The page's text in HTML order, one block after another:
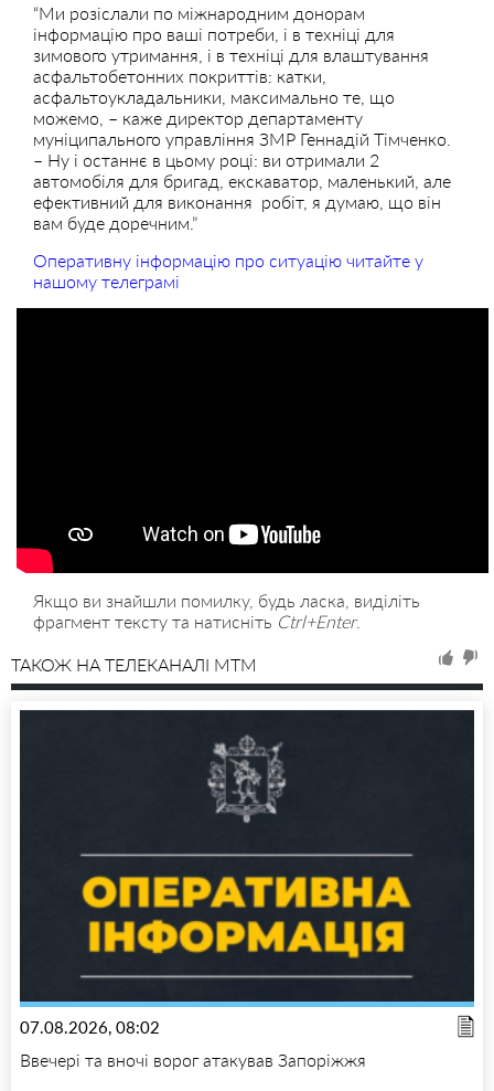
“Ми розіслали по міжнародним донорам
інформацію про ваші потреби, і в техніці для
зимового утримання, і в техніці для влаштування
асфальтобетонних покриттів: катки,
асфальтоукладальники, максимально те, що
можемо, – каже директор департаменту
муніципального управління ЗМР Геннадій Тімченко.
– Ну і останнє в цьому році: ви отримали 2
автомобіля для бригад, екскаватор, маленький, але
ефективний для виконання робіт, я думаю, що він
вам буде доречним.”
Оперативну інформацію про ситуацію читайте у
нашому телеграмі
Якщо ви знайшли помилку, будь ласка, виділіть
фрагмент тексту та натисніть Ctrl+Enter.
ТАКОЖ НА ТЕЛЕКАНАЛІ MTM
07.08.2026, 08:02
Ввечері та вночі ворог атакував Запоріжжя